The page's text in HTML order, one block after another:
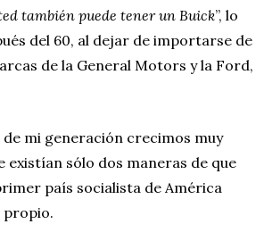
también puede tener un Buick”, lo
del 60, al dejar de importarse de
de la General Motors y la Ford,
de mi generación crecimos muy
existían sólo dos maneras de que
país socialista de América
propio.